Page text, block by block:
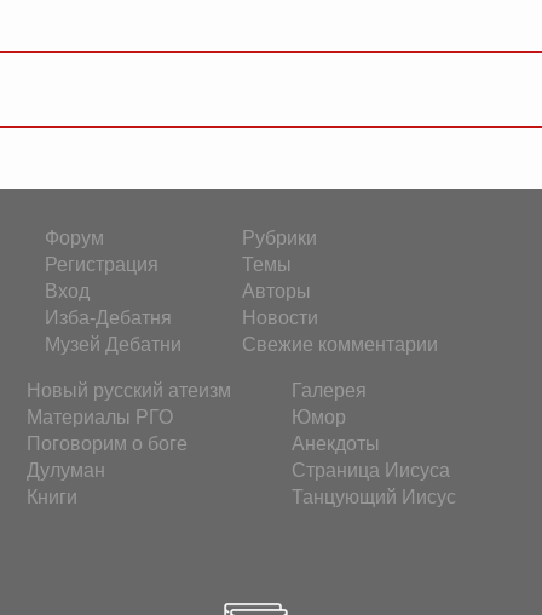
Форум
Регистрация
Вход
Изба-Дебатня
Музей Дебатни
Рубрики
Темы
Авторы
Новости
Свежие комментарии
Новый русский атеизм
Материалы РГО
Поговорим о боге
Дулуман
Книги
Галерея
Юмор
Анекдоты
Страница Иисуса
Танцующий Иисус